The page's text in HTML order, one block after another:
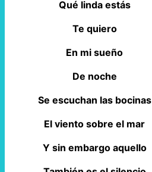
Qué linda estás
Te quiero
En mi sueño
De noche
Se escuchan las bocinas
El viento sobre el mar
Y sin embargo aquello